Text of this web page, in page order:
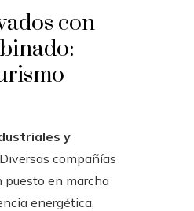
con
y
Diversas compañías
puesto en marcha
energética,